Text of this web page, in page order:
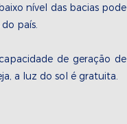
nível das bacias pode
país.
de geração de
a luz do sol é gratuita.